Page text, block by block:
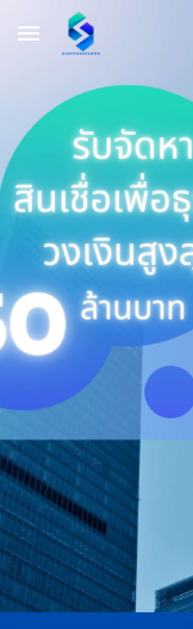
Skip to main content